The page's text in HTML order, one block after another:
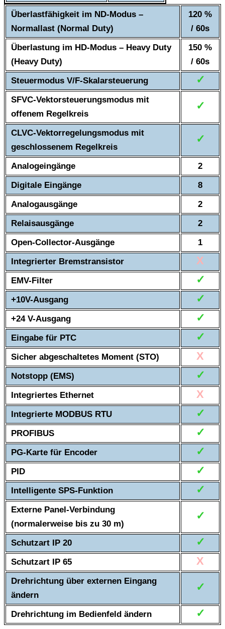
Überlastfähigkeit im ND-Modus –
Normallast (Normal Duty)
120 %
/ 60s
Überlastung im HD-Modus – Heavy Duty
(Heavy Duty)
150 %
/ 60s
Steuermodus V/F-Skalarsteuerung
✓
SFVC-Vektorsteuerungsmodus mit
offenem Regelkreis
✓
CLVC-Vektorregelungsmodus mit
geschlossenem Regelkreis
✓
Analogeingänge
2
Digitale Eingänge
8
Analogausgänge
2
Relaisausgänge
2
Open-Collector-Ausgänge
1
Integrierter Bremstransistor
X
EMV-Filter ✓
+10V-Ausgang ✓
+24 V-Ausgang ✓
Eingabe für PTC ✓
Sicher abgeschaltetes Moment (STO) X
Notstopp (EMS) ✓
Integriertes Ethernet X
Integrierte MODBUS RTU ✓
PROFIBUS ✓
PG-Karte für Encoder ✓
PID ✓
Intelligente SPS-Funktion ✓
Externe Panel-Verbindung
(normalerweise bis zu 30 m)
✓
Schutzart IP 20 ✓
Schutzart IP 65 X
Drehrichtung über externen Eingang
ändern
✓
Drehrichtung im Bedienfeld ändern ✓